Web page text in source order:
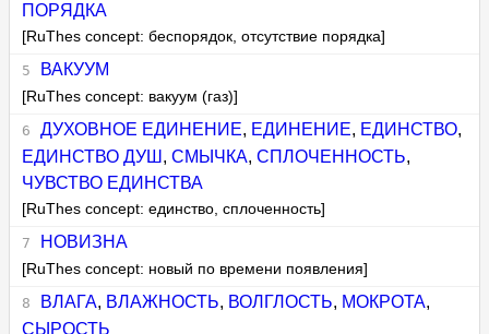
ПОРЯДКА
[RuThes concept: беспорядок, отсутствие порядка]
ВАКУУМ
[RuThes concept: вакуум (газ)]
ДУХОВНОЕ ЕДИНЕНИЕ, ЕДИНЕНИЕ, ЕДИНСТВО,
ЕДИНСТВО ДУШ ,СМЫЧКА,СПЛОЧЕННОСТЬ,
ЧУВСТВО ЕДИНСТВА
[RuThes concept: единство, сплоченность]
НОВИЗНА
[RuThes concept: новый по времени появления]
ВЛАГА, ВЛАЖНОСТЬ, ВОЛГЛОСТЬ, МОКРОТА,
СЫРОСТЬ